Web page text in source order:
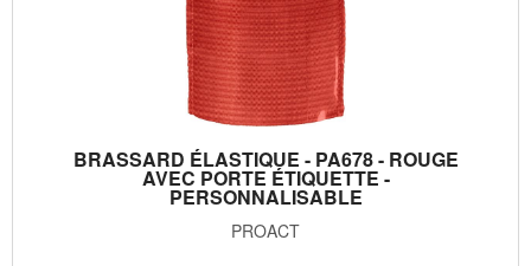
BRASSARD ÉLASTIQUE - PA678 - ROUGE
AVEC PORTE ÉTIQUETTE -
PERSONNALISABLE
PROACT